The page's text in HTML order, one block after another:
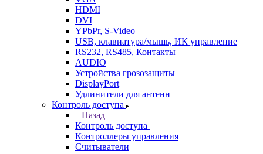
HDMI
DVI
YPbPr, S-Video
USB, клавиатура/мышь, ИК управление
RS232, RS485, Контакты
AUDIO
Устройства грозозащиты
DisplayPort
Удлинители для антенн
Контроль доступа
Назад
Контроль доступа
Контроллеры управления
Считыватели